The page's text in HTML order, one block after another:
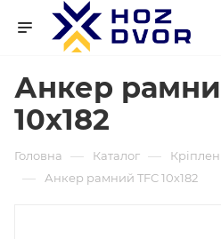
Анкер
10х182
Головна — Каталог —
— Анкер рамний TFC ​​10х182